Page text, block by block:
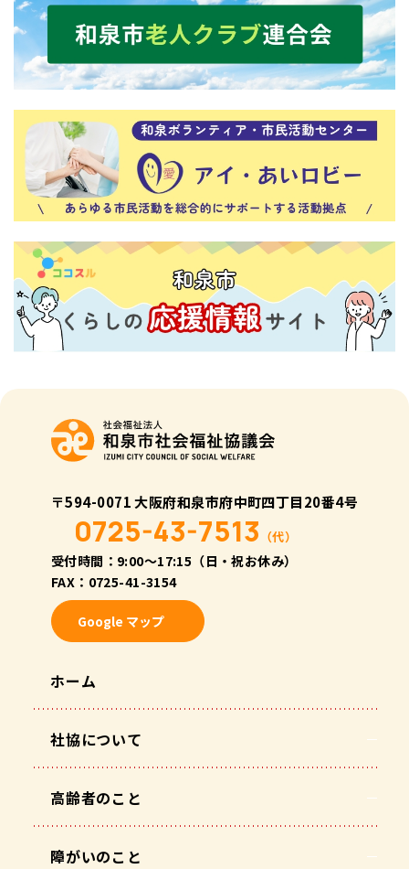
〒594-0071 大阪府和泉市府中町四丁目20番4号
0725-43-7513 （代）
受付時間：9:00〜17:15（日・祝お休み）
FAX：0725-41-3154
Google マップ
ホーム
社協について
高齢者のこと
障がいのこと